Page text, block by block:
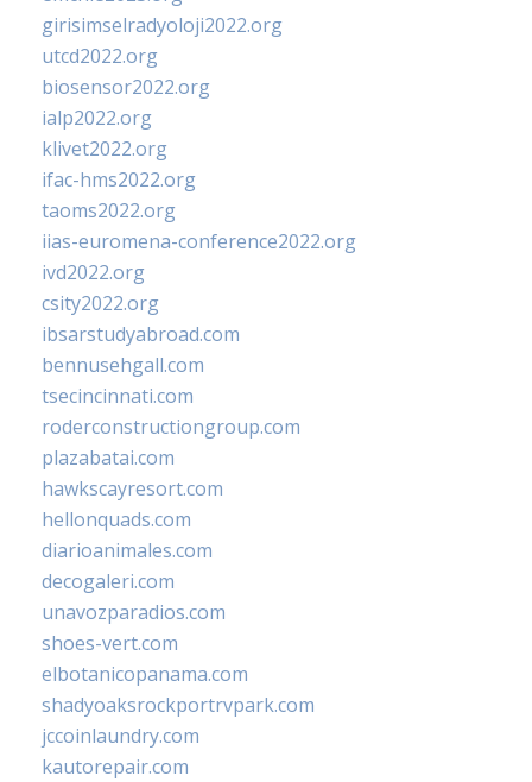
girisimselradyoloji2022.org
utcd2022.org
biosensor2022.org
ialp2022.org
klivet2022.org
ifac-hms2022.org
taoms2022.org
iias-euromena-conference2022.org
ivd2022.org
csity2022.org
ibsarstudyabroad.com
bennusehgall.com
tsecincinnati.com
roderconstructiongroup.com
plazabatai.com
hawkscayresort.com
hellonquads.com
diarioanimales.com
decogaleri.com
unavozparadios.com
shoes-vert.com
elbotanicopanama.com
shadyoaksrockportrvpark.com
jccoinlaundry.com
kautorepair.com